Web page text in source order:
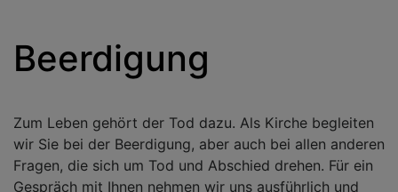
Beerdigung
Zum Leben gehört der Tod dazu. Als Kirche begleiten
wir Sie bei der Beerdigung, aber auch bei allen anderen
Fragen, die sich um Tod und Abschied drehen. Für ein
Gespräch mit Ihnen nehmen wir uns ausführlich und